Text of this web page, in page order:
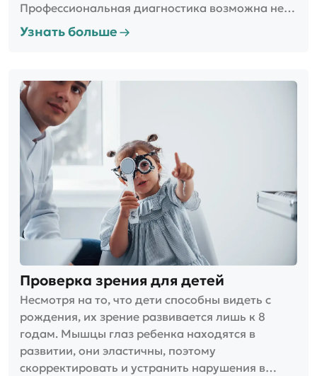
Профессиональная диагностика возможна не
только в больницах, поликлиниках, но и в
Узнать больше
Проверка зрения для детей
Несмотря на то, что дети способны видеть с
рождения, их зрение развивается лишь к 8
годам. Мышцы глаз ребенка находятся в
развитии, они эластичны, поэтому
скорректировать и устранить нарушения в